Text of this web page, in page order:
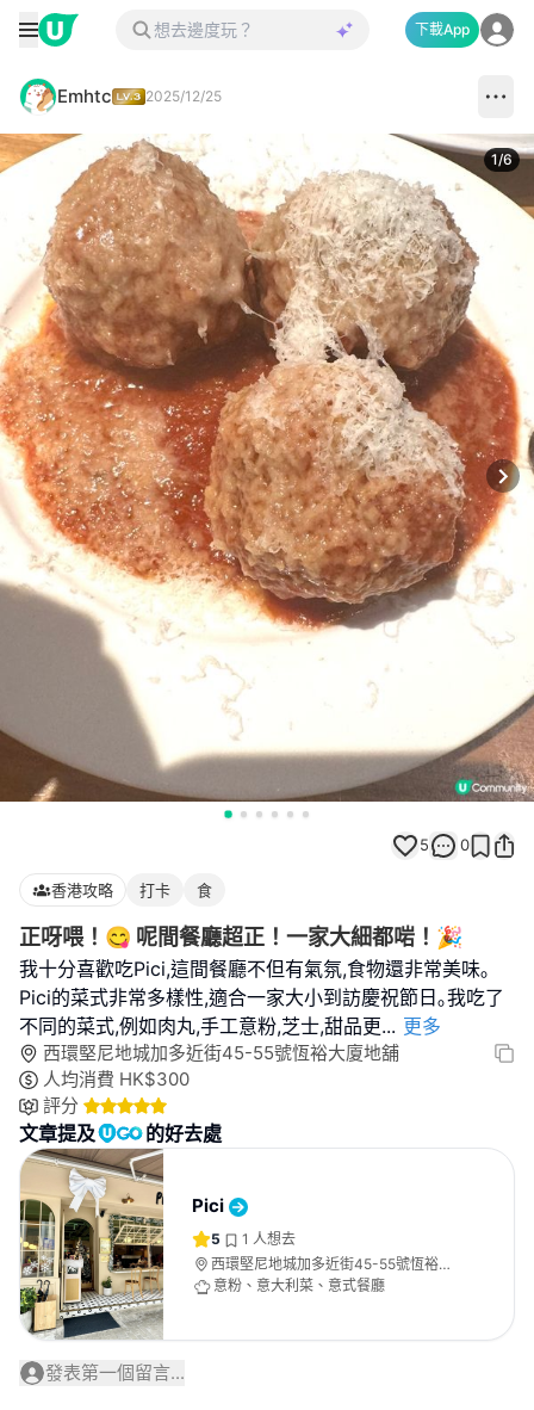
下載App
Emhtc 2025/12/25
1/6
5 0
香港攻略 打卡 食
正呀喂！😋 呢間餐廳超正！一家大細都啱！🎉
我十分喜歡吃Pici,這間餐廳不但有氣氛,食物還非常美味｡
Pici的菜式非常多樣性,適合一家大小到訪慶祝節日｡我吃了
不同的菜式,例如肉丸,手工意粉,芝士,甜品更... 更多
西環堅尼地城加多近街45-55號恆裕大廈地舖
人均消費 HK$300
評分
文章提及 的好去處
Pici
5 1 人想去
西環堅尼地城加多近街45-55號恆裕大
廈地舖
意粉、意大利菜、意式餐廳
發表第一個留言...